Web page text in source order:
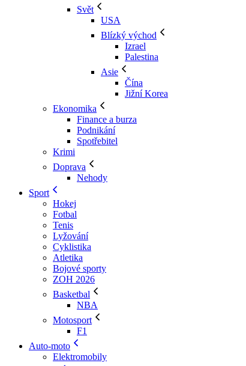
Svět
USA
Blízký východ
Izrael
Palestina
Asie
Čína
Jižní Korea
Ekonomika
Finance a burza
Podnikání
Spotřebitel
Krimi
Doprava
Nehody
Sport
Hokej
Fotbal
Tenis
Lyžování
Cyklistika
Atletika
Bojové sporty
ZOH 2026
Basketbal
NBA
Motosport
F1
Auto-moto
Elektromobily